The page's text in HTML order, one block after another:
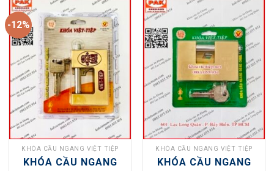
-12%
KHÓA CẦU NGANG VIỆT TIỆP
KHÓA CẦU NGANG
KHÓA CẦU NGANG VIỆT TIỆP
KHÓA CẦU NGANG